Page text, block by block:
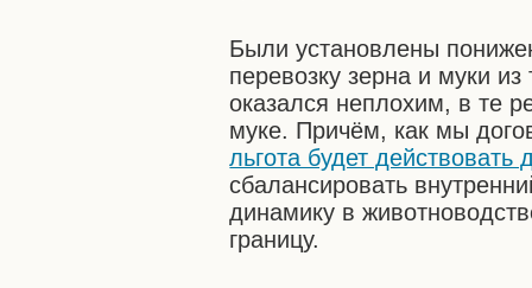
Были установлены
перевозку зерна и муки
оказался неплохим, в те
муке. Причём, как мы
льгота будет
сбалансировать
динамику в
границу.